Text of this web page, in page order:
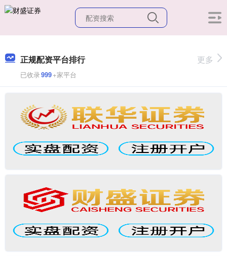
正规配资平台排行
已收录999+家平台
更多